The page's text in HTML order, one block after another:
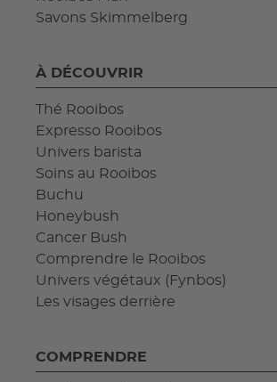
Savons Skimmelberg
À DÉCOUVRIR
Thé Rooibos
Expresso Rooibos
Univers barista
Soins au Rooibos
Buchu
Honeybush
Cancer Bush
Comprendre le Rooibos
Univers végétaux (Fynbos)
Les visages derrière
COMPRENDRE